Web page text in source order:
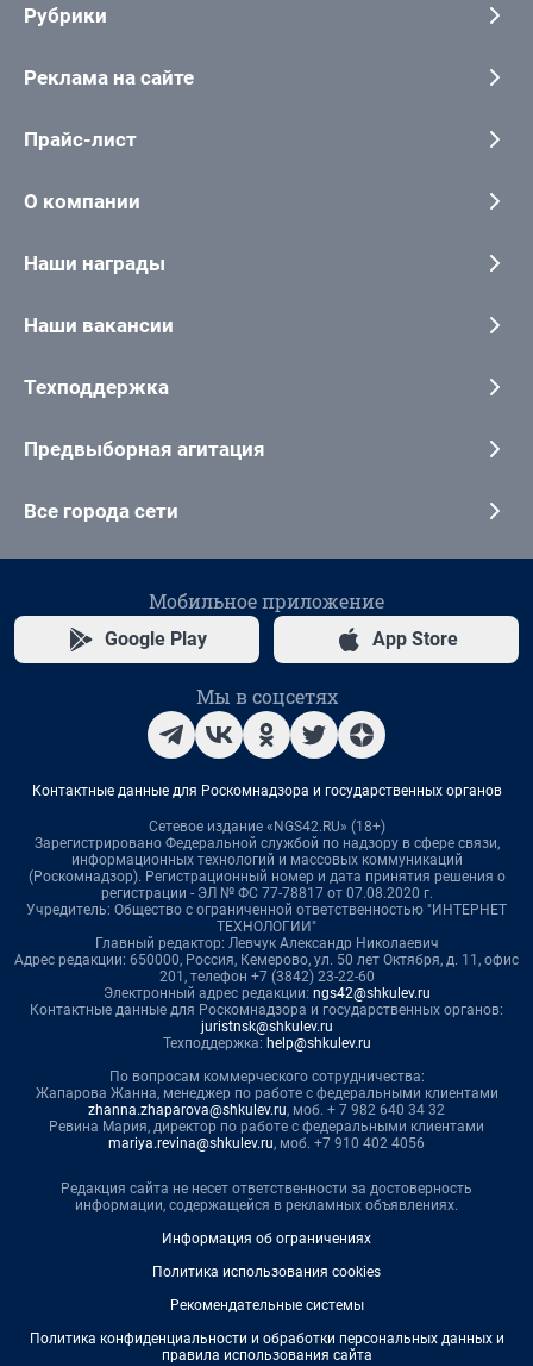
Рубрики
Реклама на сайте
Прайс-лист
О компании
Наши награды
Наши вакансии
Техподдержка
Предвыборная агитация
Все города сети
Мобильное приложение
Google Play App Store
Мы в соцсетях
Контактные данные для Роскомнадзора и государственных органов
Сетевое издание «NGS42.RU» (18+)
Зарегистрировано Федеральной службой по надзору в сфере связи,
информационных технологий и массовых коммуникаций
(Роскомнадзор). Регистрационный номер и дата принятия решения о
регистрации - ЭЛ № ФС 77-78817 от 07.08.2020 г.
Учредитель: Общество с ограниченной ответственностью "ИНТЕРНЕТ
ТЕХНОЛОГИИ"
Главный редактор: Левчук Александр Николаевич
Адрес редакции: 650000, Россия, Кемерово, ул. 50 лет Октября, д. 11, офис
201, телефон +7 (3842) 23-22-60
Электронный адрес редакции: ngs42@shkulev.ru
Контактные данные для Роскомнадзора и государственных органов:
juristnsk@shkulev.ru
Техподдержка: help@shkulev.ru
По вопросам коммерческого сотрудничества:
Жапарова Жанна, менеджер по работе с федеральными клиентами
zhanna.zhaparova@shkulev.ru, моб. + 7 982 640 34 32
Ревина Мария, директор по работе с федеральными клиентами
mariya.revina@shkulev.ru, моб. +7 910 402 4056
Редакция сайта не несет ответственности за достоверность
информации, содержащейся в рекламных объявлениях.
Информация об ограничениях
Политика использования cookies
Рекомендательные системы
Политика конфиденциальности и обработки персональных данных и
правила использования сайта